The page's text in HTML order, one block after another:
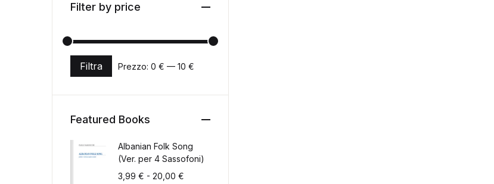
Filter by price
Prezzo Min
Prezzo Max
Filtra Prezzo: 0 € — 10 €
Featured Books
Albanian Folk Song
(Ver. per 4 Sassofoni)
3,99 € - 20,00 €